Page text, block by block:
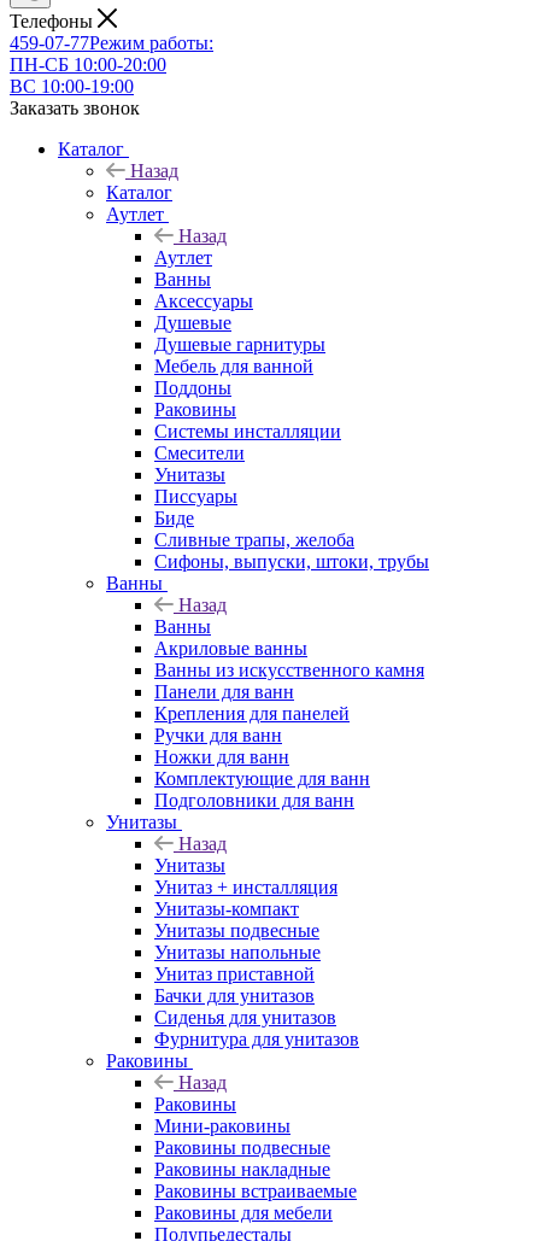
Телефоны
459-07-77Режим работы:
ПН-СБ 10:00-20:00
ВС 10:00-19:00
Заказать звонок
Каталог
Назад
Каталог
Аутлет
Назад
Аутлет
Ванны
Аксессуары
Душевые
Душевые гарнитуры
Мебель для ванной
Поддоны
Раковины
Системы инсталляции
Смесители
Унитазы
Писсуары
Биде
Сливные трапы, желоба
Сифоны, выпуски, штоки, трубы
Ванны
Назад
Ванны
Акриловые ванны
Ванны из искусственного камня
Панели для ванн
Крепления для панелей
Ручки для ванн
Ножки для ванн
Комплектующие для ванн
Подголовники для ванн
Унитазы
Назад
Унитазы
Унитаз + инсталляция
Унитазы-компакт
Унитазы подвесные
Унитазы напольные
Унитаз приставной
Бачки для унитазов
Сиденья для унитазов
Фурнитура для унитазов
Раковины
Назад
Раковины
Мини-раковины
Раковины подвесные
Раковины накладные
Раковины встраиваемые
Раковины для мебели
Полупьедесталы